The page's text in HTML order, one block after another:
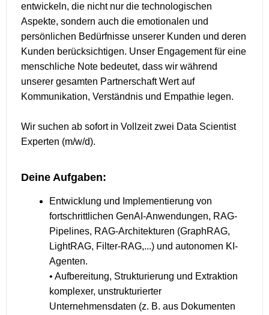
entwickeln, die nicht nur die technologischen
Aspekte, sondern auch die emotionalen und
persönlichen Bedürfnisse unserer Kunden und deren
Kunden berücksichtigen. Unser Engagement für eine
menschliche Note bedeutet, dass wir während
unserer gesamten Partnerschaft Wert auf
Kommunikation, Verständnis und Empathie legen.
Wir suchen ab sofort in Vollzeit zwei Data Scientist
Experten (m/w/d).
Deine Aufgaben:
Entwicklung und Implementierung von
fortschrittlichen GenAI-Anwendungen, RAG-
Pipelines, RAG-Architekturen (GraphRAG,
LightRAG, Filter-RAG,...) und autonomen KI-
Agenten.
• Aufbereitung, Strukturierung und Extraktion
komplexer, unstrukturierter
Unternehmensdaten (z. B. aus Dokumenten